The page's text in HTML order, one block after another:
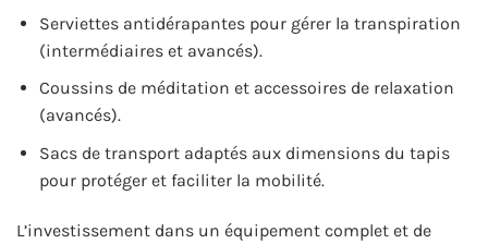
Serviettes antidérapantes pour gérer la transpiration
(intermédiaires et avancés).
Coussins de méditation et accessoires de relaxation
(avancés).
Sacs de transport adaptés aux dimensions du tapis
pour protéger et faciliter la mobilité.
L’investissement dans un équipement complet et de